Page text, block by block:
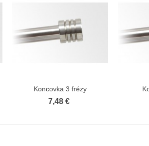
Zobraziť viac
Koncovka 3 frézy
7,48 €